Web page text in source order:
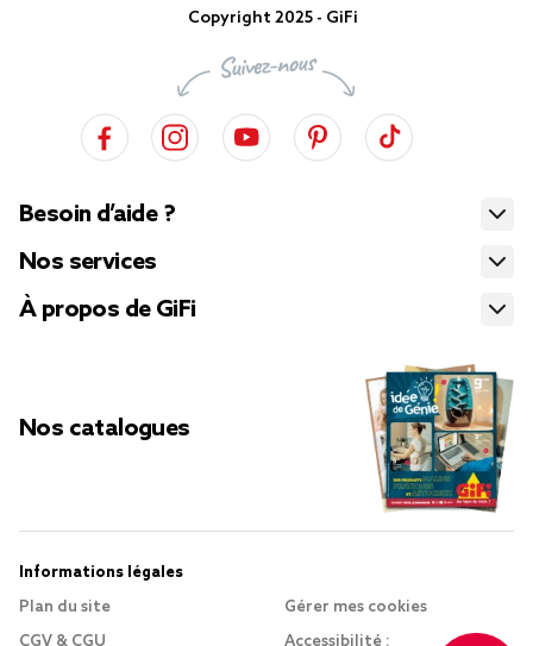
Copyright 2025 - GiFi
Besoin d’aide ?
Nos services
À propos de GiFi
Nos catalogues
Informations légales
Plan du site
CGV & CGU
Gérer mes cookies
Accessibilité :